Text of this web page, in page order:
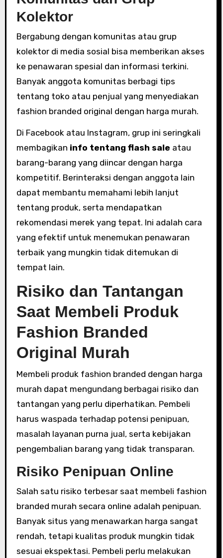
Kolektor
Bergabung dengan komunitas atau grup
kolektor di media sosial bisa memberikan akses
ke penawaran spesial dan informasi terkini.
Banyak anggota komunitas berbagi tips
tentang toko atau penjual yang menyediakan
fashion branded original dengan harga murah.
Di Facebook atau Instagram, grup ini seringkali
membagikan info tentang flash sale atau
barang-barang yang diincar dengan harga
kompetitif. Berinteraksi dengan anggota lain
dapat membantu memahami lebih lanjut
tentang produk, serta mendapatkan
rekomendasi merek yang tepat. Ini adalah cara
yang efektif untuk menemukan penawaran
terbaik yang mungkin tidak ditemukan di
tempat lain.
Risiko dan Tantangan
Saat Membeli Produk
Fashion Branded
Original Murah
Membeli produk fashion branded dengan harga
murah dapat mengundang berbagai risiko dan
tantangan yang perlu diperhatikan. Pembeli
harus waspada terhadap potensi penipuan,
masalah layanan purna jual, serta kebijakan
pengembalian barang yang tidak transparan.
Risiko Penipuan Online
Salah satu risiko terbesar saat membeli fashion
branded murah secara online adalah penipuan.
Banyak situs yang menawarkan harga sangat
rendah, tetapi kualitas produk mungkin tidak
sesuai ekspektasi. Pembeli perlu melakukan